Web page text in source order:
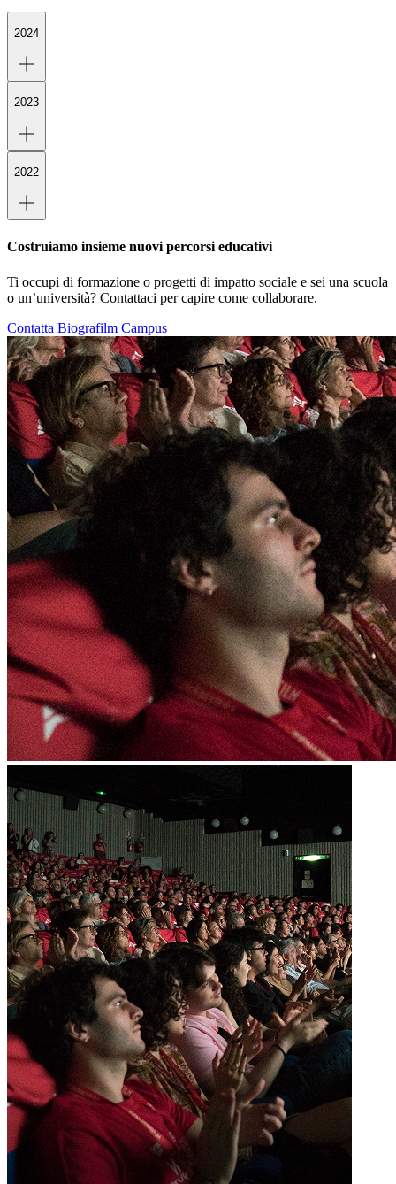
2024
2023
2022
Costruiamo insieme nuovi percorsi educativi
Ti occupi di formazione o progetti di impatto sociale e sei una scuola
o un’università? Contattaci per capire come collaborare.
Contatta Biografilm Campus